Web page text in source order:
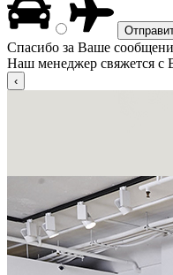
Спасибо за Ваше
Наш менеджер свяжется с